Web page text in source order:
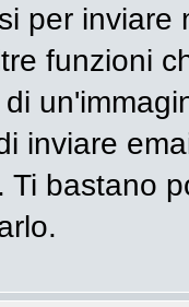
per
funzioni
inviare
Ti bastano